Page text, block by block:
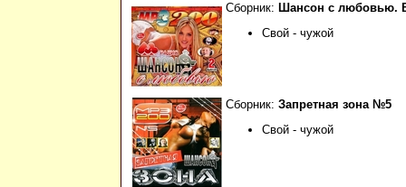
Сборник: Шансон с любовью.
Свой - чужой
Сборник: Запретная зона №5
Свой - чужой